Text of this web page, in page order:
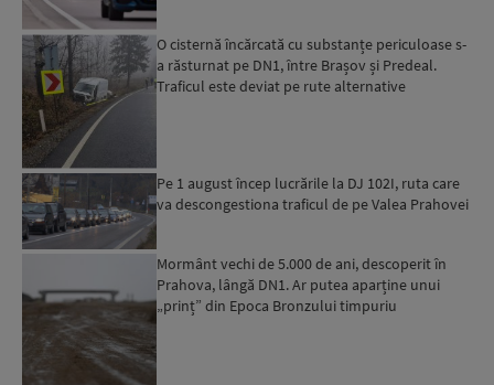
O cisternă încărcată cu substanțe periculoase s-
a răsturnat pe DN1, între Brașov și Predeal.
Traficul este deviat pe rute alternative
Pe 1 august încep lucrările la DJ 102I, ruta care
va descongestiona traficul de pe Valea Prahovei
Mormânt vechi de 5.000 de ani, descoperit în
Prahova, lângă DN1. Ar putea aparține unui
„prinț” din Epoca Bronzului timpuriu